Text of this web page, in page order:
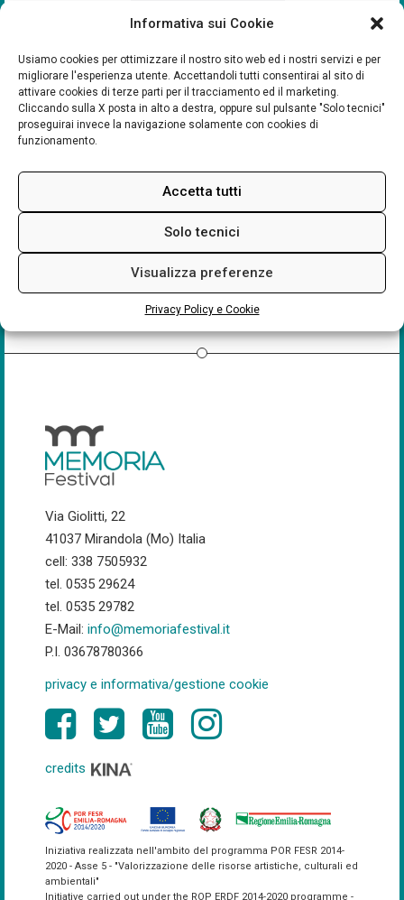
Informativa sui Cookie
Usiamo cookies per ottimizzare il nostro sito web ed i nostri servizi e per
migliorare l'esperienza utente. Accettandoli tutti consentirai al sito di
attivare cookies di terze parti per il tracciamento ed il marketing.
Cliccando sulla X posta in alto a destra, oppure sul pulsante "Solo tecnici"
proseguirai invece la navigazione solamente con cookies di
funzionamento.
Accetta tutti
Solo tecnici
Visualizza preferenze
Privacy Policy e Cookie
Giardino di Pico
Piazza Della Costituente, 62-63, 41037
Mirandola MO - Mirandola
Eventi
Via Giolitti, 22
41037 Mirandola (Mo) Italia
cell: 338 7505932
tel. 0535 29624
tel. 0535 29782
E-Mail: info@memoriafestival.it
P.I. 03678780366
privacy e informativa/gestione cookie
credits
Iniziativa realizzata nell'ambito del programma POR FESR 2014-
2020 - Asse 5 - "Valorizzazione delle risorse artistiche, culturali ed
ambientali"
Initiative carried out under the ROP ERDF 2014-2020 programme -